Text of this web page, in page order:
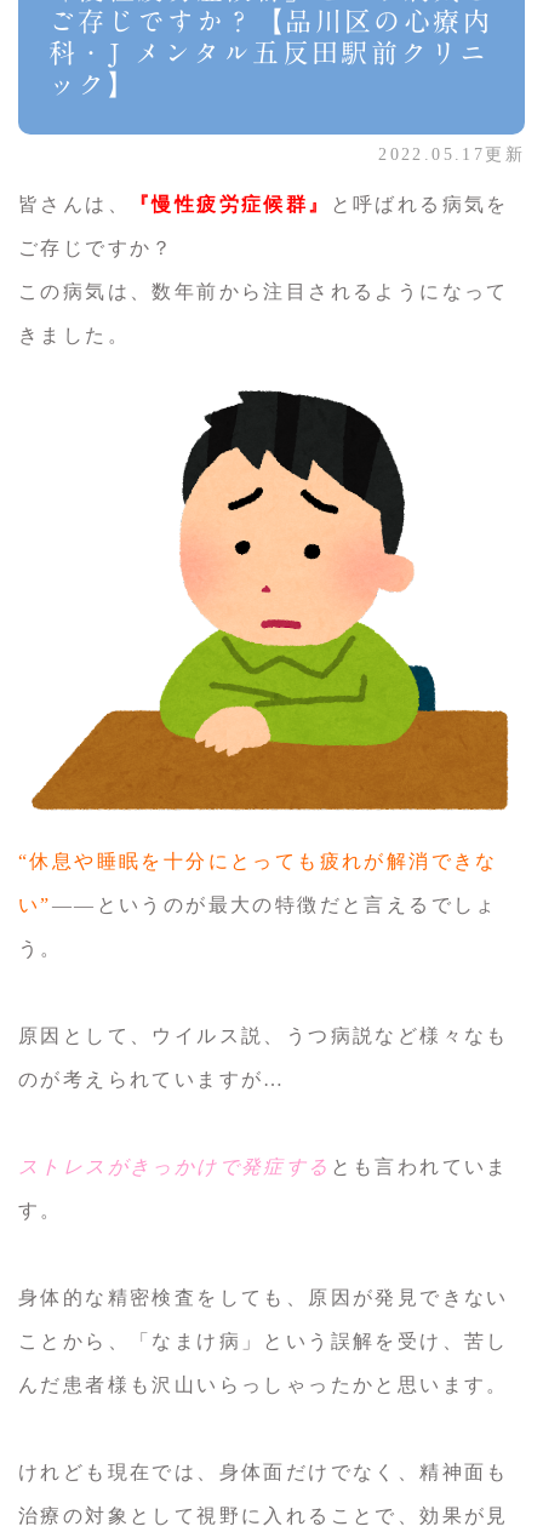
ご存じですか？【品川区の心療内
科・J メンタル五反田駅前クリニ
ック】
2022.05.17更新
皆さんは、 『慢性疲労症候群』 と呼ばれる病気を
ご存じですか？
この病気は、数年前から注目されるようになって
きました。
“休息や睡眠を十分にとっても疲れが解消できな
い”――というのが最大の特徴だと言えるでしょ
う。
原因として、ウイルス説、うつ病説など様々なも
のが考えられていますが…
ストレスがきっかけで発症する とも言われていま
す。
身体的な精密検査をしても、原因が発見できない
ことから、「なまけ病」という誤解を受け、苦し
んだ患者様も沢山いらっしゃったかと思います。
けれども現在では、身体面だけでなく、精神面も
治療の対象として視野に入れることで、効果が見